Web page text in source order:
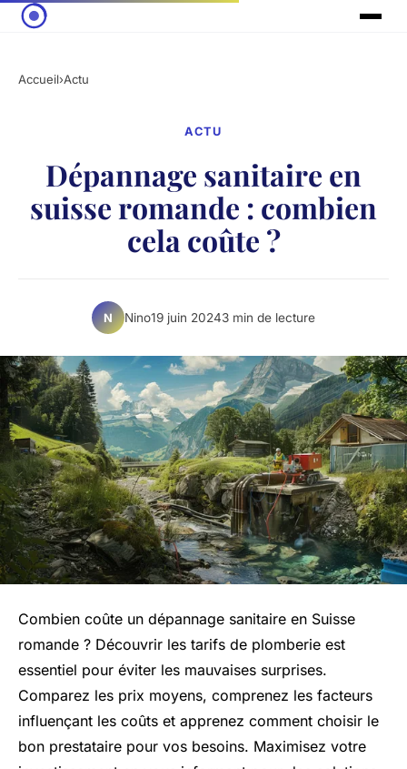
Accueil›Actu
ACTU
Dépannage sanitaire en
suisse romande : combien
cela coûte ?
N Nino19 juin 20243 min de lecture
Combien coûte un dépannage sanitaire en Suisse
romande ? Découvrir les tarifs de plomberie est
essentiel pour éviter les mauvaises surprises.
Comparez les prix moyens, comprenez les facteurs
influençant les coûts et apprenez comment choisir le
bon prestataire pour vos besoins. Maximisez votre